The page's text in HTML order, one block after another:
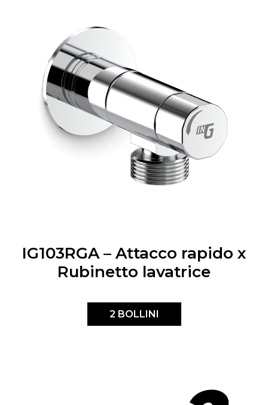
IG103RGA – Attacco rapido x
Rubinetto lavatrice
2 BOLLINI